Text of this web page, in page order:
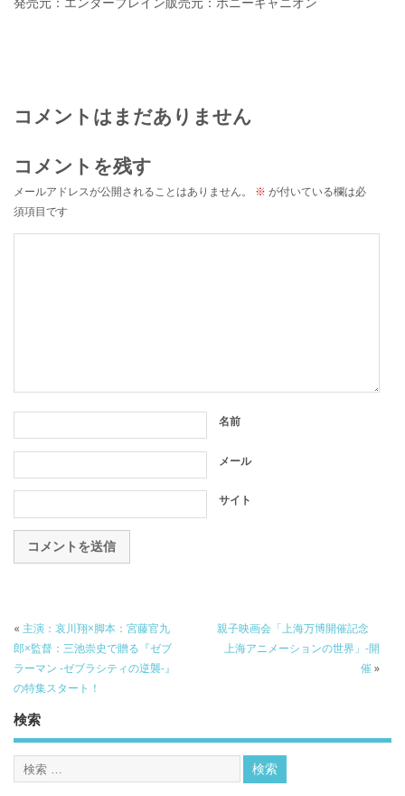
コメントはまだありません
コメントを残す
メールアドレスが公開されることはありません。 ※ が付いている欄は必
須項目です
名前
メール
サイト
« 主演：哀川翔×脚本：宮藤官九
郎×監督：三池崇史で贈る『ゼブ
ラーマン -ゼブラシティの逆襲-』
の特集スタート！
親子映画会「上海万博開催記念
上海アニメーションの世界」-開
催»
検索